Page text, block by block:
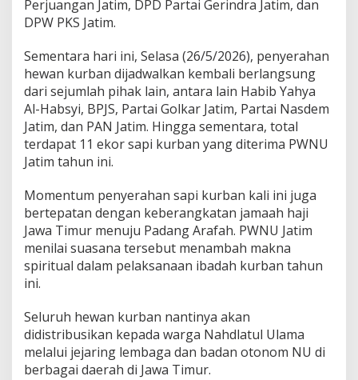
Perjuangan Jatim, DPD Partai Gerindra Jatim, dan
DPW PKS Jatim.
Sementara hari ini, Selasa (26/5/2026), penyerahan
hewan kurban dijadwalkan kembali berlangsung
dari sejumlah pihak lain, antara lain Habib Yahya
Al-Habsyi, BPJS, Partai Golkar Jatim, Partai Nasdem
Jatim, dan PAN Jatim. Hingga sementara, total
terdapat 11 ekor sapi kurban yang diterima PWNU
Jatim tahun ini.
Momentum penyerahan sapi kurban kali ini juga
bertepatan dengan keberangkatan jamaah haji
Jawa Timur menuju Padang Arafah. PWNU Jatim
menilai suasana tersebut menambah makna
spiritual dalam pelaksanaan ibadah kurban tahun
ini.
Seluruh hewan kurban nantinya akan
didistribusikan kepada warga Nahdlatul Ulama
melalui jejaring lembaga dan badan otonom NU di
berbagai daerah di Jawa Timur.